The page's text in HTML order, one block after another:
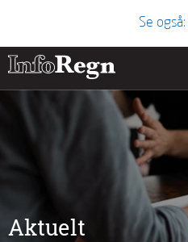
Se også:
Aktuelt